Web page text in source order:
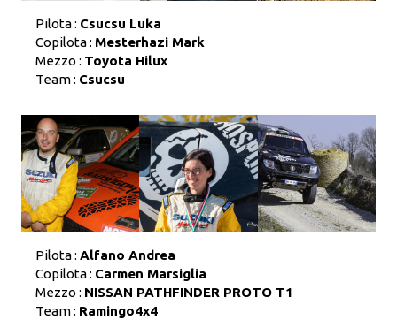
Pilota : Csucsu Luka
Copilota : Mesterhazi Mark
Mezzo : Toyota Hilux
Team : Csucsu
Pilota : Alfano Andrea
Copilota : Carmen Marsiglia
Mezzo : NISSAN PATHFINDER PROTO T1
Team : Ramingo4x4